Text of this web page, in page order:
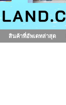
สินค้าที่อัพเดทล่าสุด